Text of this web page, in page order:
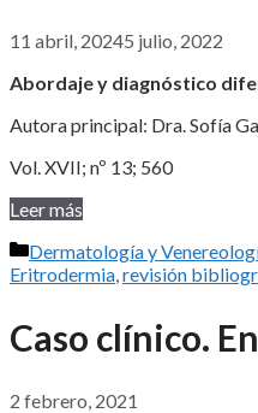
11 abril, 20245 julio, 2022
Abordaje y diagnóstico
Autora principal: Dra. Sofía
Vol. XVII; nº 13; 560
Leer más
Categorías
Dermatología y
Eritrodermia revisión
Caso clínico.
2 febrero, 2021